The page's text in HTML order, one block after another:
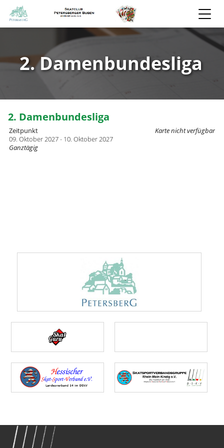
2. Damenbundesliga
2. Damenbundesliga
Karte nicht verfügbar
Zeitpunkt
09. Oktober 2027 - 10. Oktober 2027
Ganztägig